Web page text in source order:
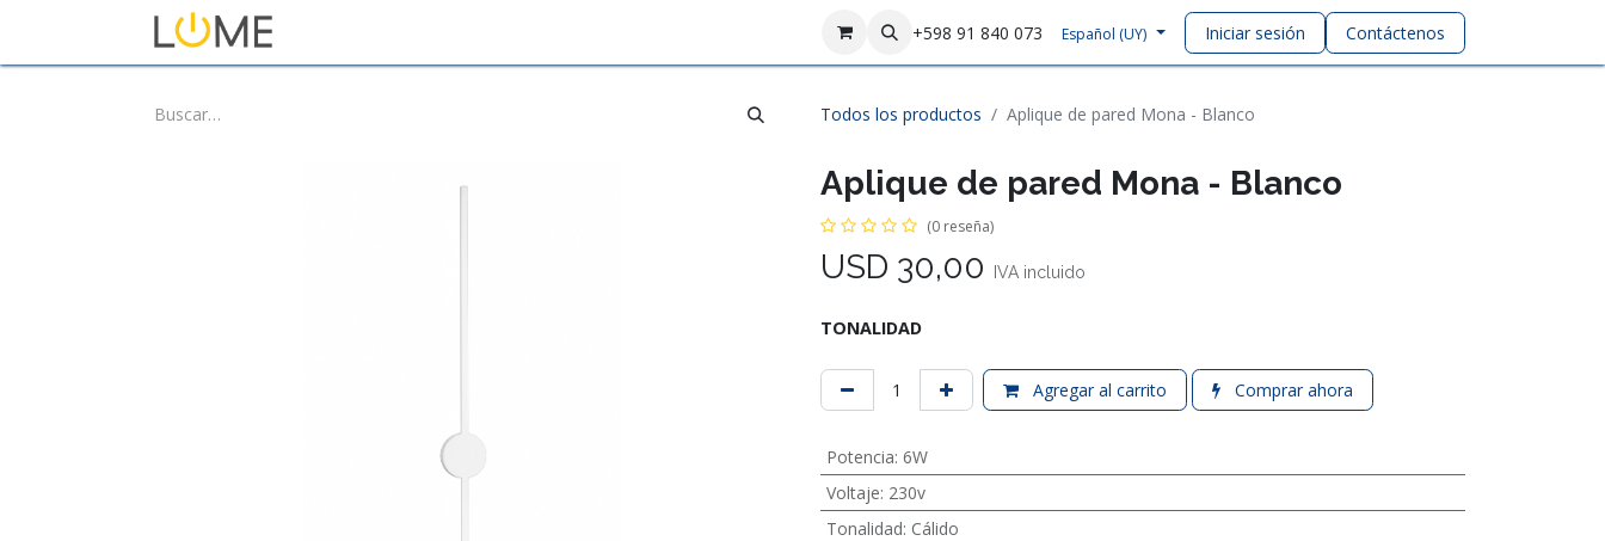
+598 91 840 073 Español (UY) Iniciar sesión Contáctenos
Todos los productos Aplique de pared Mona - Blanco
Aplique de pared Mona - Blanco
(0 reseña)
USD 30,00 IVA incluido
TONALIDAD
Agregar al carrito Comprar ahora
Potencia: 6W
Voltaje: 230v
Tonalidad: Cálido